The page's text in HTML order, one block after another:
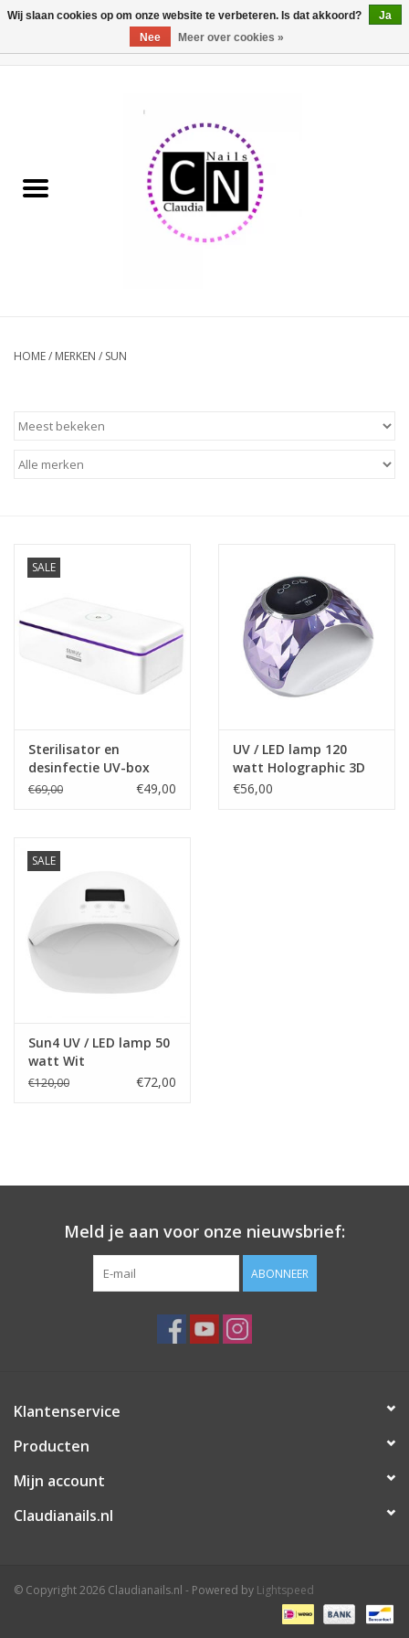
Pedicure producten
Startpakketten
Beauty Producten
Nagelstyliste Cursus!
Hema free line/Hypoallergenic
Biab gel/Build It gel
Nail Mist
HOME/ MERKEN / SUN
SALE
Sterilisator en
desinfectie UV-box
€69,00 €49,00
UV / LED lamp 120
watt Holographic 3D
Paars
€56,00
SALE
Sun4 UV / LED lamp 50
watt Wit
€120,00 €72,00
Meld je aan voor onze nieuwsbrief:
ABONNEER
Klantenservice
Producten
Mijn account
Claudianails.nl
© Copyright 2026 Claudianails.nl - Powered by Lightspeed
Wij slaan cookies op om onze website te verbeteren. Is dat akkoord?
Ja
Nee
Meer over cookies »